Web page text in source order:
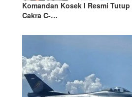
Komandan Kosek I Resmi
Cakra C-…